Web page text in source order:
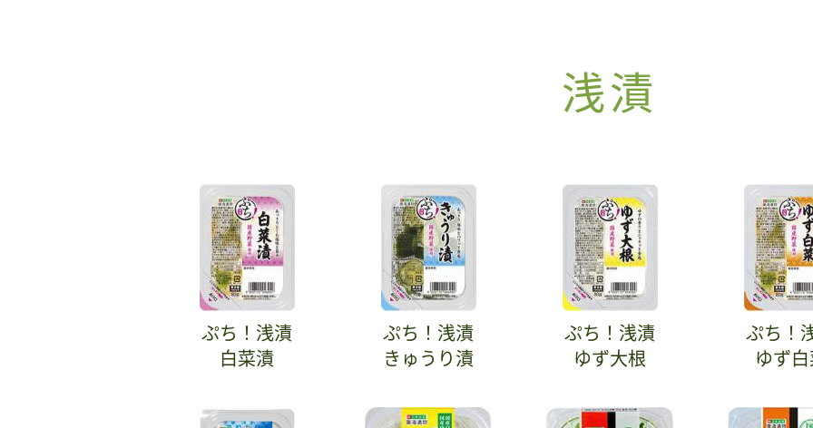
浅漬
ぷち！浅漬
白菜漬
ぷち！浅漬
きゅうり漬
ぷち！浅漬
ゆず大根
ぷち！
ゆず